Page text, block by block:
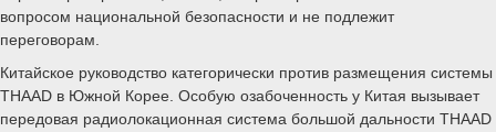
вопросом национальной безопасности и не подлежит
переговорам.
Китайское руководство категорически против размещения системы
THAAD в Южной Корее. Особую озабоченность у Китая вызывает
передовая радиолокационная система большой дальности THAAD